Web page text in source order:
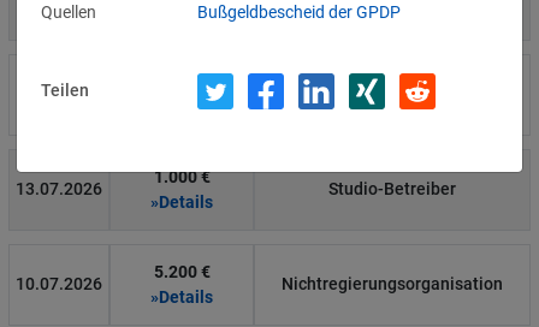
»Details
14.07.2026
1.150 €
»Details
Wohnungseigentümergemeinsch
aft
13.07.2026
1.000 €
»Details
Studio-Betreiber
10.07.2026
5.200 €
»Details
Nichtregierungsorganisation
Quellen Bußgeldbescheid der GPDP
Teilen